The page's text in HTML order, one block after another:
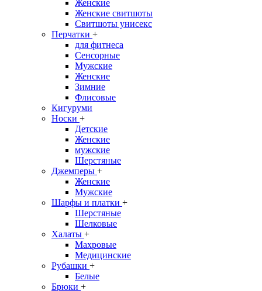
Женские
Женские свитшоты
Свитшоты унисекс
Перчатки +
для фитнеса
Сенсорные
Мужские
Женские
Зимние
Флисовые
Кигуруми
Носки +
Детские
Женские
мужские
Шерстяные
Джемперы +
Женские
Мужские
Шарфы и платки +
Шерстяные
Шелковые
Халаты +
Махровые
Медицинские
Рубашки +
Белые
Брюки +